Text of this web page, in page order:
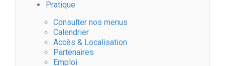
Pratique
Consulter nos menus
Calendrier
Accès & Localisation
Partenaires
Emploi